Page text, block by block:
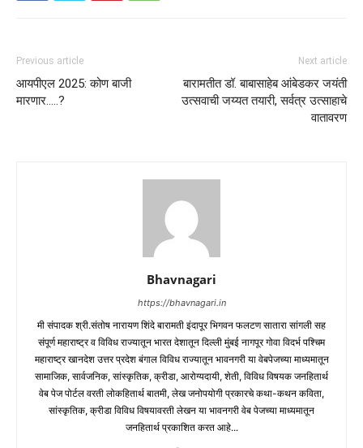
Previous article
आयपीएल 2025: कोण बाजी
मारणार…..?
Next article
बारामतीत डॉ. बाबासाहेब आंबेडकर जयंती
उत्सवाची जय्यत तयारी, सर्वत्र उत्साहाचे
वातावरण
Bhavnagari
https://bhavnagari.in
मी संपादक श्री.संतोष नारायण शिंदे बारामती इंदापूर भिगवन फलटण सातारा सांगली सह
संपूर्ण महाराष्ट्र व विविध राज्यातून भारत देशातून दिल्ली मुंबई नागपूर गोवा विदर्भ पश्चिम
महाराष्ट्र खानदेश उत्तर प्रदेश बंगाल विविध राज्यातून भावनगरी या वेबपेजच्या माध्यमातून
सामाजिक, सार्वजनिक, सांस्कृतिक, क्रीडा, आरोग्यदायी, शेती, विविध विषयक जनहितार्थ
वेब पेज पोर्टल वरती लोकहितार्थ बातमी, लेख जनोपयोगी प्रकारचे कथा-कथन कविता,
सांस्कृतिक, क्रीडा विविध विषयावरती लेखन या भावनगरी वेब पेजच्या माध्यमातून
जनहितार्थ प्रकाशित करत आहे...